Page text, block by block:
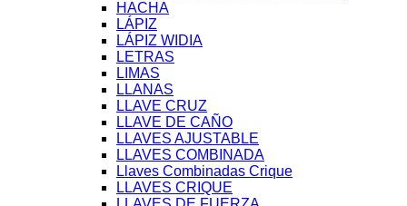
HACHA
LÁPIZ
LÁPIZ WIDIA
LETRAS
LIMAS
LLANAS
LLAVE CRUZ
LLAVE DE CAÑO
LLAVES AJUSTABLE
LLAVES COMBINADA
Llaves Combinadas Crique
LLAVES CRIQUE